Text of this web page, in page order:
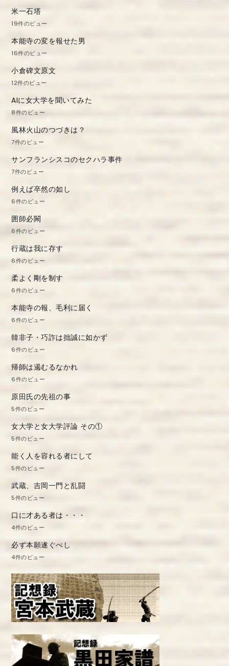
米一石塔
19件のビュー
本能寺の変を報せた男
16件のビュー
小倉碑文原文
12件のビュー
AIに女大学を聞いてみた
8件のビュー
風林火山のつづきは？
7件のビュー
サンフランシスコのセクハラ事件
7件のビュー
例えば卒然の如し
6件のビュー
囲師必闕
6件のビュー
行蔵は我に存す
6件のビュー
柔よく剛を制す
6件のビュー
本能寺の報、毛利に届く
6件のビュー
韓非子・巧詐は拙誠に如かず
6件のビュー
帰師は遏むるなかれ
6件のビュー
原田氏の先祖の事
5件のビュー
女大学と女大学評論 その①
5件のビュー
能く人を容れる者にして
5件のビュー
武蔵、吉岡一門と乱闘
5件のビュー
口に才ある者は・・・
4件のビュー
必ず本願遂ぐべし
4件のビュー